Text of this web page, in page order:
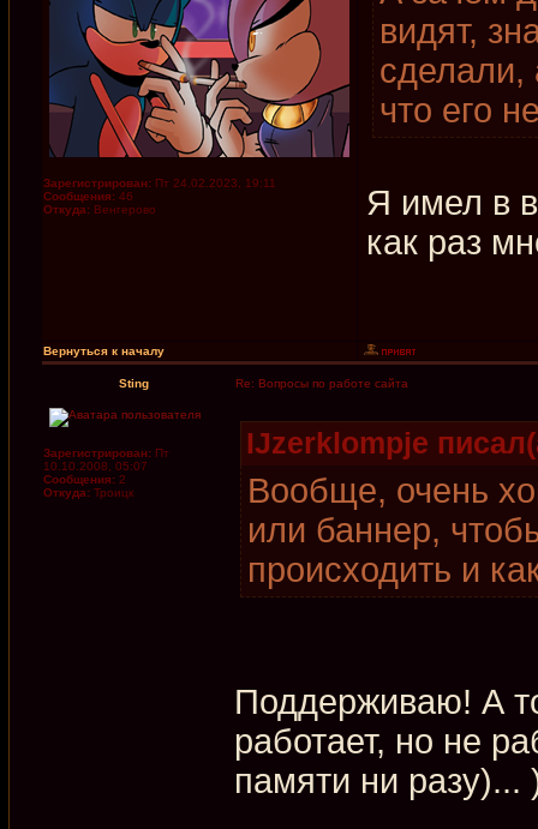
Зарегистрирован: Пт 24.02.2023, 19:11
Сообщения: 46
Откуда: Венгерово
видят,
сделали,
что его
Я имел в
как раз
Вернуться к началу
Sting Re: Вопросы по работе сайта
Зарегистрирован: Пт
10.10.2008, 05:07
Сообщения: 2
Откуда: Троицк
IJzerklompje
Вообще, очень
или баннер,
происходить и
Поддерживаю! А
работает, но не
памяти ни разу)...